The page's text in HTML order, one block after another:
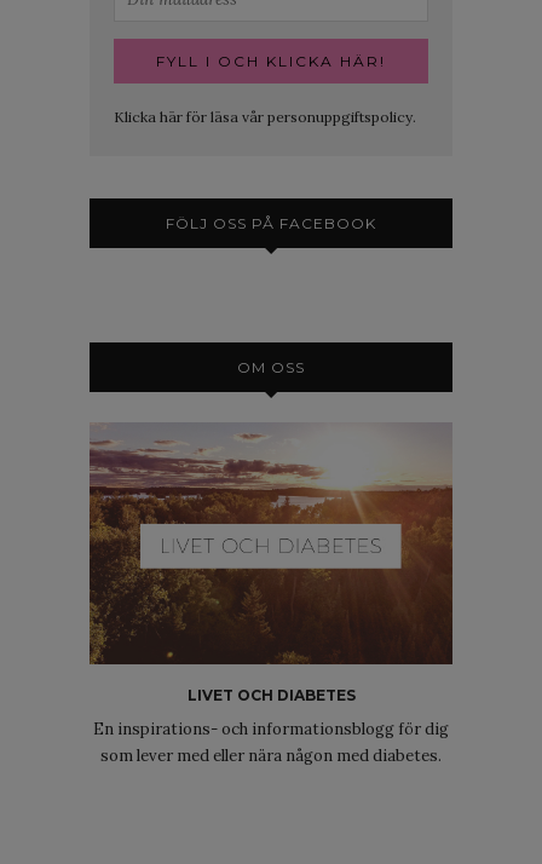
Klicka här för läsa vår personuppgiftspolicy.
FÖLJ OSS PÅ FACEBOOK
OM OSS
LIVET OCH DIABETES
En inspirations- och informationsblogg för dig
som lever med eller nära någon med diabetes.